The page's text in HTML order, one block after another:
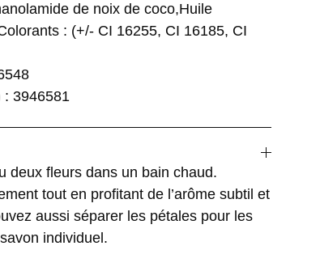
de noix de coco,Huile
: (+/- CI 16255, CI 16185, CI
: 3946581
deux fleurs dans un bain chaud.
tout en profitant de l’arôme subtil et
aussi séparer les pétales pour les
individuel.